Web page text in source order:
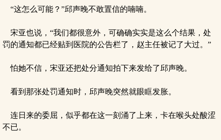
“这怎么可能？”邱声晚不敢置信的喃喃。
宋亚也说，“我们都很意外，可确确实实是这么个结果，处
罚的通知都已经贴到医院的公告栏了，赵主任被记了大过。”
怕她不信，宋亚还把处分通知拍下来发给了邱声晚。
看到那张处罚通知时，邱声晚突然就眼眶发胀。
连日来的委屈，似乎都在这一刻涌了上来，卡在喉头处酸涩
不已。